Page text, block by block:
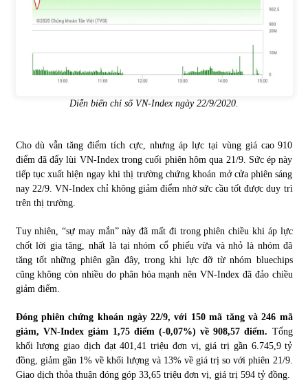
31/05/2022
31/05/2022
31/05/2022
Chứng khoán ngày 30/5/2022: Top 10 cổ phiếu nổi bật
Phân tích giá tiền điện tử sau ngày thị trường lập kỷ lục
vốn hóa
09/11/2021
Chứng khoán ngày 12/10/2021: Top 10 cổ phiếu nổi bật
13/10/2021
Top 10 xe bán chạy nhất tháng 9/2021
Diễn biến chỉ số VN-Index ngày 22/9/2020.
Cho dù vẫn tăng điểm tích cực, nhưng áp lực tại vùng giá cao 910
điểm đã đẩy lùi VN-Index trong cuối phiên hôm qua 21/9. Sức ép này
tiếp tục xuất hiện ngay khi thị trường chứng khoán mở cửa phiên sáng
nay 22/9. VN-Index chỉ không giảm điểm nhờ sức cầu tốt được duy trì
trên thị trường.
Tuy nhiên, “sự may mắn” này đã mất đi trong phiên chiều khi áp lực
chốt lời gia tăng, nhất là tại nhóm cổ phiếu vừa và nhỏ là nhóm đã
tăng tốt những phiên gần đây, trong khi lực đỡ từ nhóm bluechips
cũng không còn nhiều do phân hóa mạnh nên VN-Index đã đảo chiều
giảm điểm.
Đóng phiên chứng khoán ngày 22/9, với 150 mã tăng và 246 mã
giảm, VN-Index giảm 1,75 điểm (-0,07%) về 908,57 điểm. Tổng
khối lượng giao dịch đạt 401,41 triệu đơn vị, giá trị gần 6.745,9 tỷ
đồng, giảm gần 1% về khối lượng và 13% về giá trị so với phiên 21/9.
Giao dịch thỏa thuận đóng góp 33,65 triệu đơn vị, giá trị 594 tỷ đồng.